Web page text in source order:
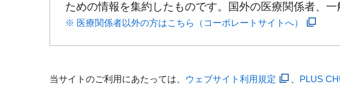
ための情報を集約したものです。国外の医療関係者、
※ 医療関係者以外の方はこちら（コーポレートサイトへ）
当サイトのご利用にあたっては、 ウェブサイト利用規定 PLUS